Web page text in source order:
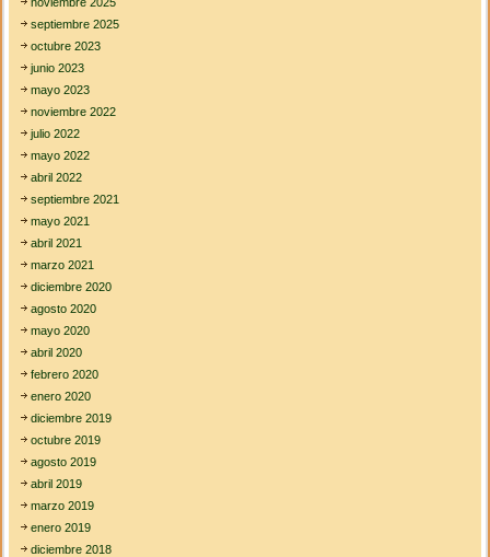
c
s
d
n
s
a
c
l
e
i
s
septiembre 2025
octubre 2023
junio 2023
mayo 2023
noviembre 2022
julio 2022
mayo 2022
abril 2022
septiembre 2021
mayo 2021
abril 2021
marzo 2021
diciembre 2020
agosto 2020
mayo 2020
abril 2020
febrero 2020
enero 2020
diciembre 2019
octubre 2019
agosto 2019
abril 2019
marzo 2019
enero 2019
diciembre 2018